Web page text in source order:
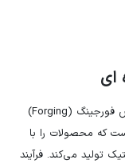
ای
همه اتصالات فشار قوی دنده‌ای با استفاده از روش فورجینگ (Forging)
که محصولات را با
تولید می‌کند. فرآیند